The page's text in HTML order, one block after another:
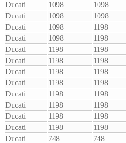
Ducati 1098 1098
Ducati
1098 1098
Ducati
1098 1198
Ducati
1098 1198
Ducati
1198 1198
Ducati
1198 1198
Ducati
1198 1198
Ducati
1198 1198
Ducati
1198 1198
Ducati
1198 1198
Ducati
1198 1198
Ducati
1198 1198
Ducati
748 748